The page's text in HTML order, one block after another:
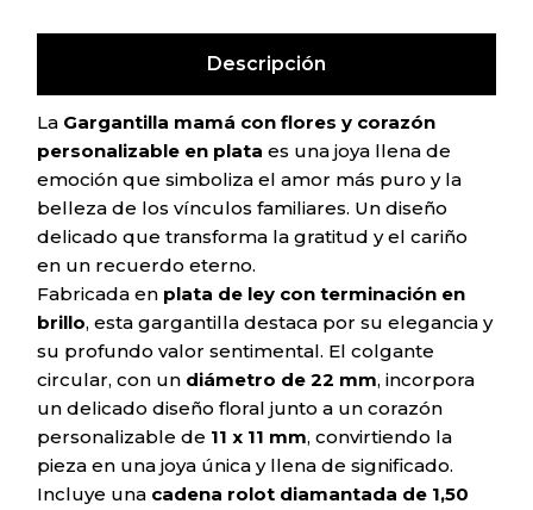
Descripción
La Gargantilla mamá con flores y corazón
personalizable en plata es una joya llena de
emoción que simboliza el amor más puro y la
belleza de los vínculos familiares. Un diseño
delicado que transforma la gratitud y el cariño
en un recuerdo eterno.
Fabricada en plata de ley con terminación en
brillo, esta gargantilla destaca por su elegancia y
su profundo valor sentimental. El colgante
circular, con un diámetro de 22 mm, incorpora
un delicado diseño floral junto a un corazón
personalizable de 11 x 11 mm, convirtiendo la
pieza en una joya única y llena de significado.
Incluye una cadena rolot diamantada de 1,50